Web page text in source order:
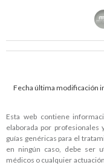
Fecha última modificación
Esta web contiene
elaborada por
guías genéricas para el
en ningún caso, debe ser
médicos o cualquier